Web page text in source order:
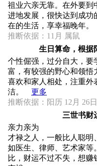
祖业六亲无靠。在外要到
进地发展，很快达到成功
在的生活，享幸福晚年。
推断依据：11月 属鼠
生日算命，根据
个性倔强，过分自大，要
富，有较强的野心和领悟
喜欢和家人相处，注重外
洁。 更多
推断依据：阳历 12月 26日
三世书财
亲力亲为
才禄之人，一般比人聪明
如医生、律师、艺术家等
比，财运不过不失，想